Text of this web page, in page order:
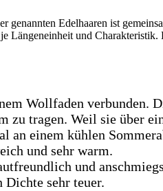
Edelhaaren ist
Längeneinheit und
Wollfaden verbunden.
zu tragen. Weil sie über
an einem kühlen
und sehr warm.
und
sehr teuer.